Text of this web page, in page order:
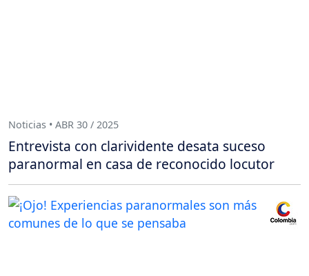
Noticias • ABR 30 / 2025
Entrevista con clarividente desata suceso
paranormal en casa de reconocido locutor